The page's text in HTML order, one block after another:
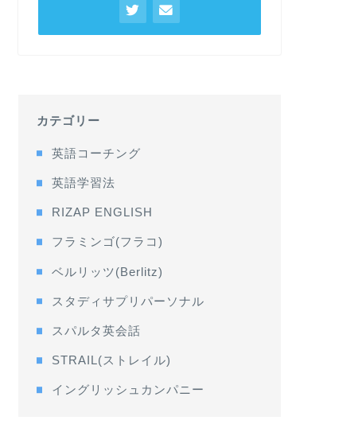
カテゴリー
英語コーチング
英語学習法
RIZAP ENGLISH
フラミンゴ(フラコ)
ベルリッツ(Berlitz)
スタディサプリパーソナル
スパルタ英会話
STRAIL(ストレイル)
イングリッシュカンパニー